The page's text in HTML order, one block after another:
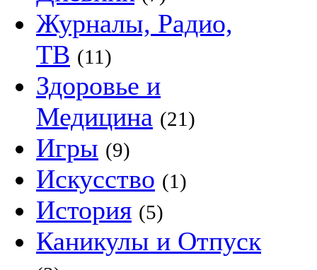
Журналы, Радио,
ТВ (11)
Здоровье и
Медицина (21)
Игры (9)
Искусство (1)
История (5)
Каникулы и Отпуск